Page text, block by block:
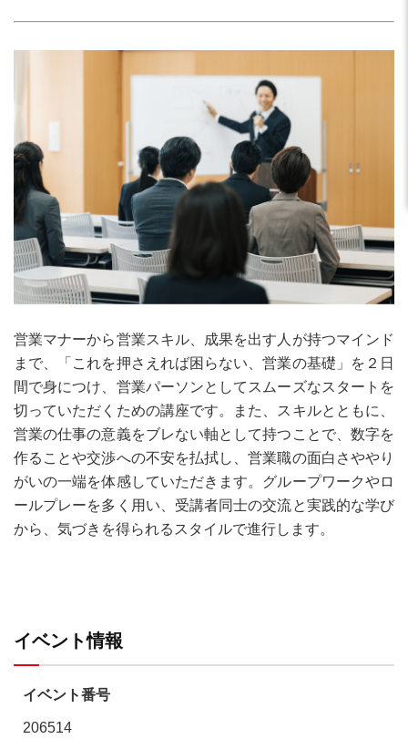
営業マナーから営業スキル、成果を出す人が持つマインド
まで、「これを押さえれば困らない、営業の基礎」を２日
間で身につけ、営業パーソンとしてスムーズなスタートを
切っていただくための講座です。また、スキルとともに、
営業の仕事の意義をブレない軸として持つことで、数字を
作ることや交渉への不安を払拭し、営業職の面白さややり
がいの一端を体感していただきます。グループワークやロ
ールプレーを多く用い、受講者同士の交流と実践的な学び
から、気づきを得られるスタイルで進行します。
イベント情報
イベント番号
206514